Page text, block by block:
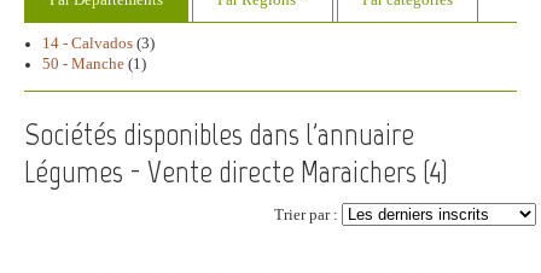
14 - Calvados (3)
50 - Manche (1)
Sociétés disponibles dans l'annuaire
Légumes - Vente directe Maraichers (4)
Trier par :